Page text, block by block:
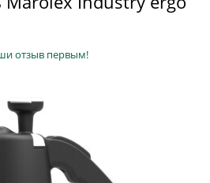
отзыв первым!